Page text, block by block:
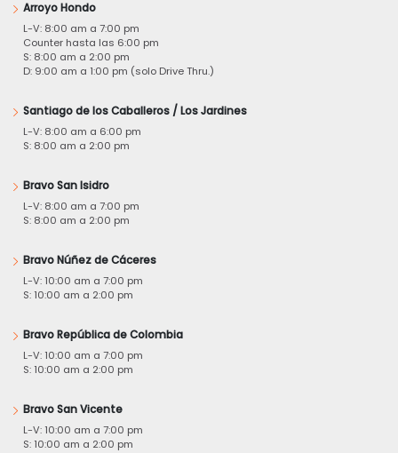
Arroyo Hondo
L-V: 8:00 am a 7:00 pm
Counter hasta las 6:00 pm
S: 8:00 am a 2:00 pm
D: 9:00 am a 1:00 pm (solo Drive Thru.)
Santiago de los Caballeros / Los Jardines
L-V: 8:00 am a 6:00 pm
S: 8:00 am a 2:00 pm
Bravo San Isidro
L-V: 8:00 am a 7:00 pm
S: 8:00 am a 2:00 pm
Bravo Núñez de Cáceres
L-V: 10:00 am a 7:00 pm
S: 10:00 am a 2:00 pm
Bravo República de Colombia
L-V: 10:00 am a 7:00 pm
S: 10:00 am a 2:00 pm
Bravo San Vicente
L-V: 10:00 am a 7:00 pm
S: 10:00 am a 2:00 pm